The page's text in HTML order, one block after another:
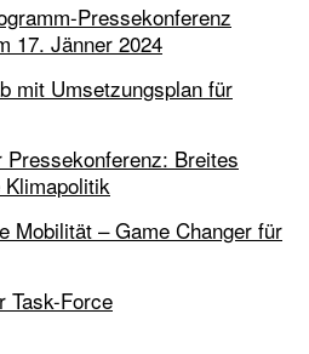
Pressekonferenz
17. Jänner 2024
mit Umsetzungsplan für
Pressekonferenz: Breites
Mobilität – Game Changer für
Task-Force